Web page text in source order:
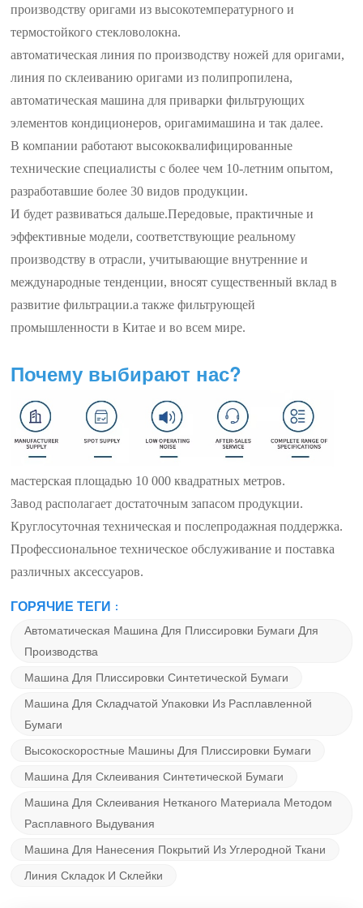
производству оригами из высокотемпературного и
термостойкого стекловолокна.
автоматическая линия по производству ножей для оригами,
линия по склеиванию оригами из полипропилена,
автоматическая машина для приварки фильтрующих
элементов кондиционеров, оригамимашина и так далее.
В компании работают высококвалифицированные
технические специалисты с более чем 10-летним опытом,
разработавшие более 30 видов продукции.
И будет развиваться дальше.Передовые, практичные и
эффективные модели, соответствующие реальному
производству в отрасли, учитывающие внутренние и
международные тенденции, вносят существенный вклад в
развитие фильтрации.а также фильтрующей
промышленности в Китае и во всем мире.
Почему выбирают нас?
мастерская площадью 10 000 квадратных метров.
Завод располагает достаточным запасом продукции.
Круглосуточная техническая и послепродажная поддержка.
Профессиональное техническое обслуживание и поставка
различных аксессуаров.
ГОРЯЧИЕ ТЕГИ :
Автоматическая Машина Для Плиссировки Бумаги Для
Производства
Машина Для Плиссировки Синтетической Бумаги
Машина Для Складчатой ​​упаковки Из Расплавленной
Бумаги
Высокоскоростные Машины Для Плиссировки Бумаги
Машина Для Склеивания Синтетической Бумаги
Машина Для Склеивания Нетканого Материала Методом
Расплавного Выдувания
Машина Для Нанесения Покрытий Из Углеродной Ткани
Линия Складок И Склейки